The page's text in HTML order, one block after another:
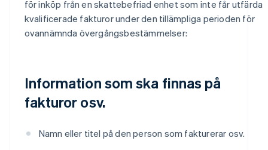
för inköp från en skattebefriad enhet som inte får utfärda
kvalificerade fakturor under den tillämpliga perioden för
ovannämnda övergångsbestämmelser:
Information som ska finnas på
fakturor osv.
Namn eller titel på den person som fakturerar osv.